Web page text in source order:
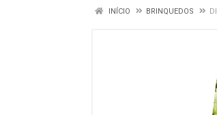
INÍCIO BRINQUEDOS